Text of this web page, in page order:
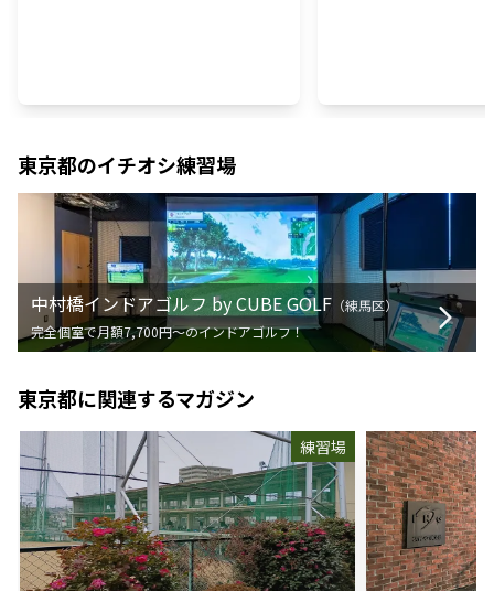
東京都のイチオシ練習場
中村橋インドアゴルフ by CUBE GOLF （練馬区）
完全個室で月額7,700円〜のインドアゴルフ！
東京都に関連するマガジン
練習場